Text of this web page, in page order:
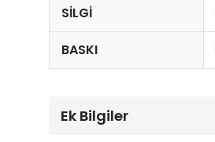
SILGI
BASKI
Ek Bilgiler